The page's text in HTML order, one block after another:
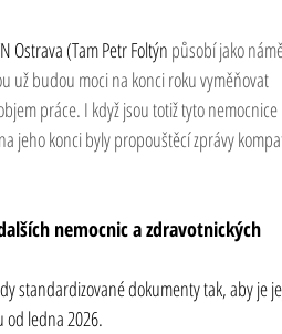
Ostrava (Tam Petr Foltýn působí jako
už budou moci na konci roku vyměňovat
práce. I když jsou totiž tyto nemocnice
jeho konci byly propouštěcí zprávy
nemocnic a zdravotnických
standardizované dokumenty tak, aby je
od ledna 2026.